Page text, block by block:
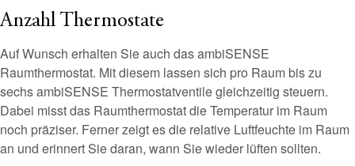
Anzahl Thermostate
Auf Wunsch erhalten Sie auch das ambiSENSE
Raumthermostat. Mit diesem lassen sich pro Raum bis zu
sechs ambiSENSE Thermostatventile gleichzeitig steuern.
Dabei misst das Raumthermostat die Temperatur im Raum
noch präziser. Ferner zeigt es die relative Luftfeuchte im Raum
an und erinnert Sie daran, wann Sie wieder lüften sollten.